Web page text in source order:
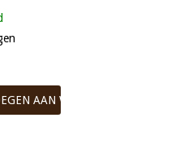
AAN WINKELWAGEN